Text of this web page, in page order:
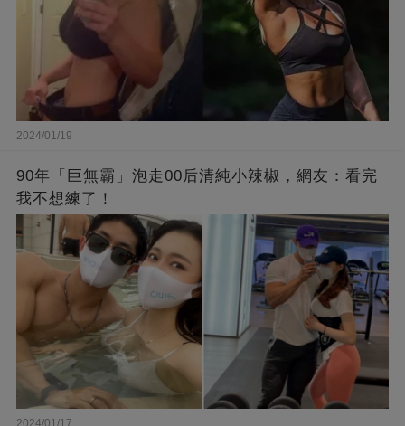
2024/01/19
90年「巨無霸」泡走00后清純小辣椒，網友：看完
我不想練了！